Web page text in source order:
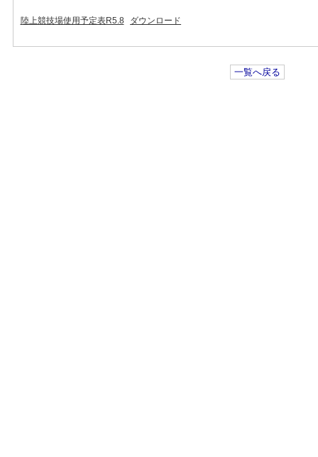
陸上競技場使用予定表R5.8 ダウンロード
一覧へ戻る